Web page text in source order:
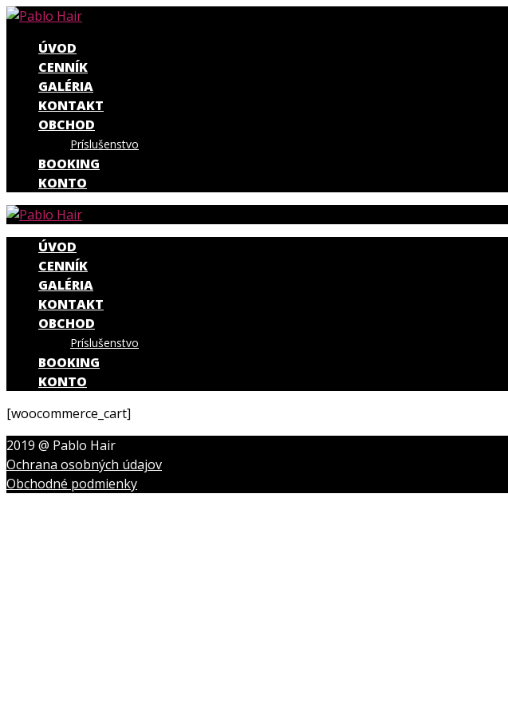
ÚVOD
CENNÍK
GALÉRIA
KONTAKT
OBCHOD
Príslušenstvo
BOOKING
KONTO
ÚVOD
CENNÍK
GALÉRIA
KONTAKT
OBCHOD
Príslušenstvo
BOOKING
KONTO
[woocommerce_cart]
2019 @ Pablo Hair
Ochrana osobných údajov
Obchodné podmienky